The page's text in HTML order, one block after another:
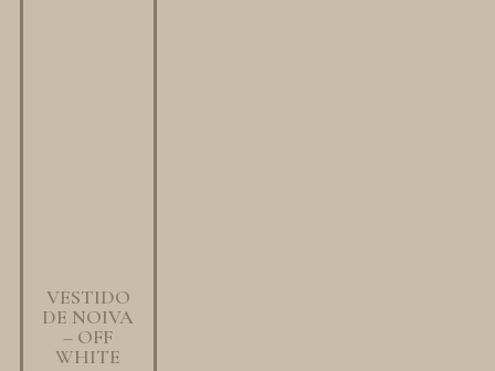
VESTIDO
DE NOIVA
– OFF
WHITE